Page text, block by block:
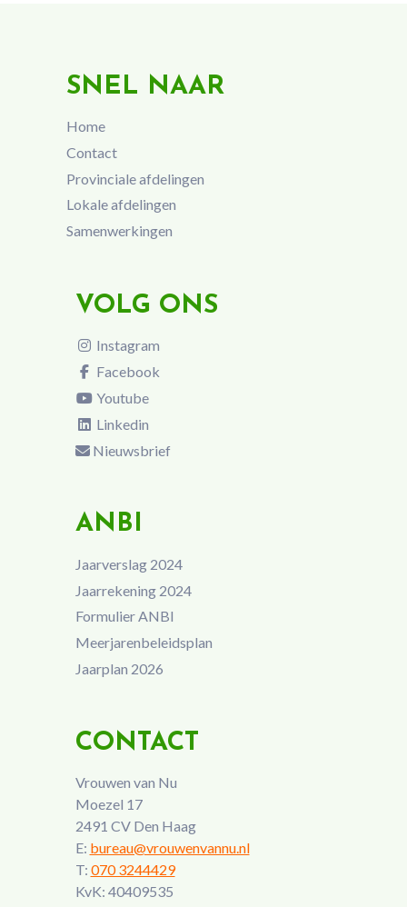
SNEL NAAR
Home
Contact
Provinciale afdelingen
Lokale afdelingen
Samenwerkingen
VOLG ONS
Instagram
Facebook
Youtube
Linkedin
Nieuwsbrief
ANBI
Jaarverslag 2024
Jaarrekening 2024
Formulier ANBI
Meerjarenbeleidsplan
Jaarplan 2026
CONTACT
Vrouwen van Nu
Moezel 17
2491 CV Den Haag
E: bureau@vrouwenvannu.nl
T: 070 3244429
KvK: 40409535